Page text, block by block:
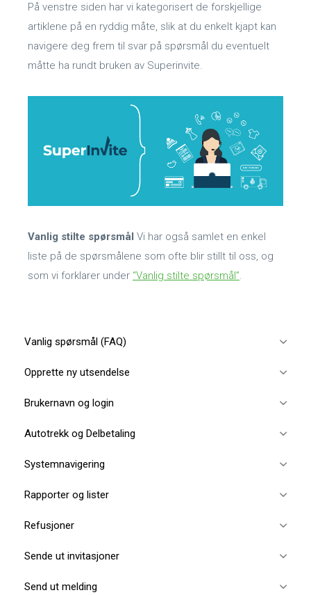
Vanlig spørsmål (FAQ)
Opprette ny utsendelse
Brukernavn og login
Autotrekk og Delbetaling
Systemnavigering
Rapporter og lister
Refusjoner
Sende ut invitasjoner
Send ut melding
På venstre siden har vi kategorisert de forskjellige
artiklene på en ryddig måte, slik at du enkelt kjapt kan
navigere deg frem til svar på spørsmål du eventuelt
måtte ha rundt bruken av Superinvite.
Vanlig stilte spørsmål Vi har også samlet en enkel
liste på de spørsmålene som ofte blir stillt til oss, og
som vi forklarer under “Vanlig stilte spørsmål”.